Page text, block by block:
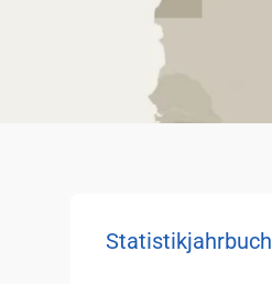
Statistikjahrbuch